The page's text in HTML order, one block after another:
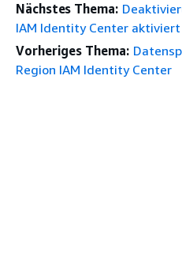
Nächstes Thema:
IAM Identity Center
Vorheriges Thema:
Region IAM Identity Center